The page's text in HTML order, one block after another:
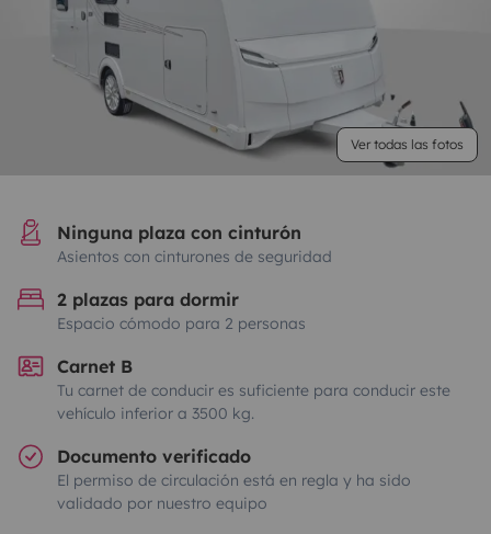
Ver todas las fotos
Ninguna plaza con cinturón
Asientos con cinturones de seguridad
2 plazas para dormir
Espacio cómodo para 2 personas
Carnet B
Tu carnet de conducir es suficiente para conducir este
vehículo inferior a 3500 kg.
Documento verificado
El permiso de circulación está en regla y ha sido
validado por nuestro equipo